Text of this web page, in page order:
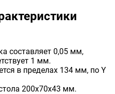
составляет 0,05 мм,
1 мм.
в пределах 134 мм, по Y
200x70x43 мм.